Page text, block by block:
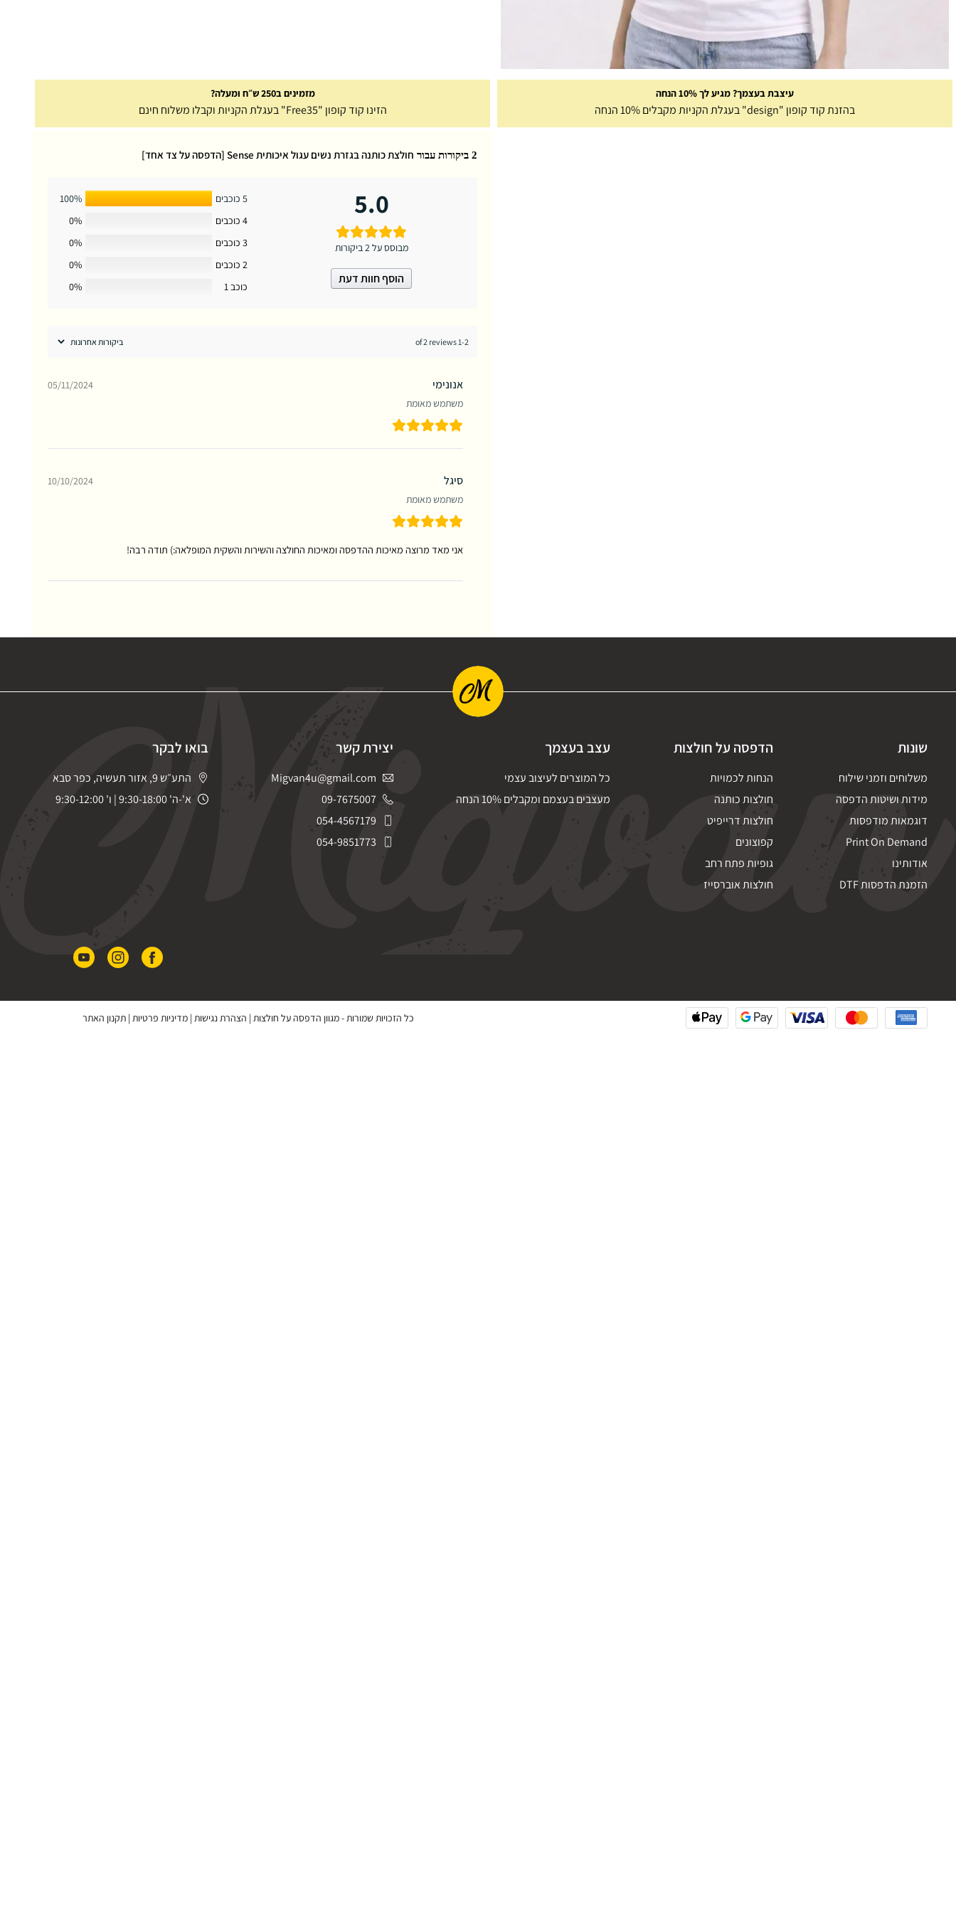
עיצבת בעצמך? מגיע לך 10% הנחה
בהזנת קוד קופון "design" בעגלת הקניות מקבלים 10% הנחה
מזמינים ב250 ש״ח ומעלה?
הזינו קוד קופון "Free35" בעגלת הקניות וקבלו משלוח חינם
2 ביקורות עבור חולצת כותנה בגזרת נשים עגול איכותית Sense [הדפסה על צד אחד]
5.0
מבוסס על 2 ביקורות
הוסף חוות דעת
5 כוכבים
100%
4 כוכבים
0%
3 כוכבים
0%
2 כוכבים
0%
כוכב 1
0%
1-2 of 2 reviews
אנונימי
משתמש מאומת
05/11/2024
סיגל
משתמש מאומת
10/10/2024
אני מאד מרוצה מאיכות ההדפסה ומאיכות החולצה והשירות והשקית המופלאה:) תודה רבה!
שונות
משלוחים וזמני שילוח
מידות ושיטות הדפסה
דוגמאות מודפסות
Print On Demand
אודותינו
הזמנת הדפסות DTF
הדפסה על חולצות
הנחות לכמויות
חולצות כותנה
חולצות דרייפיט
קפוצונים
גופיות פתח רחב
חולצות אוברסייז
עצב בעצמך
כל המוצרים לעיצוב עצמי
מעצבים בעצמם ומקבלים 10% הנחה
יצירת קשר
Migvan4u@gmail.com
09-7675007
054-4567179
054-9851773
בואו לבקר
התע״ש 9, אזור תעשיה, כפר סבא
א'-ה' 9:30-18:00 | ו' 9:30-12:00
כל הזכויות שמורות -מגוון הדפסה על חולצות | הצהרת נגישות |מדיניות פרטיות |תקנון האתר